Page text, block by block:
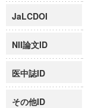
JaLCDOI
NII論文ID
医中誌ID
その他ID